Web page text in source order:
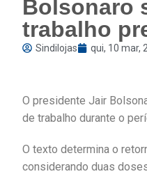
Bolsonaro
trabalho
Sindilojas qui, 10 mar,
O presidente Jair
de trabalho durante o
O texto determina o
considerando duas